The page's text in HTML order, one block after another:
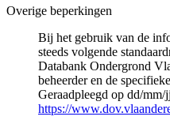
Overige beperkingen
Bij het gebruik van de
steeds volgende
Databank Ondergrond
beheerder en de
Geraadpleegd op dd/
https://